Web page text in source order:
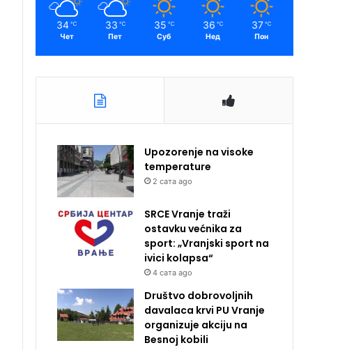
34 ℃
Чет
33 ℃
Пет
35 ℃
Суб
36 ℃
Нед
37 ℃
Пон
Upozorenje na visoke
temperature
2 сата ago
SRCE Vranje traži
ostavku većnika za
sport: „Vranjski sport na
ivici kolapsa“
4 сата ago
Društvo dobrovoljnih
davalaca krvi PU Vranje
organizuje akciju na
Besnoj kobili